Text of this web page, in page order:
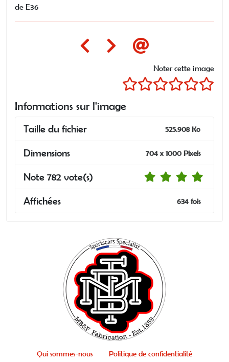
de E36
Noter cette image
Informations sur l'image
Taille du fichier 525.908 Ko
Dimensions 704 x 1000 Pixels
Note 782 vote(s)
Affichées 634 fois
Qui sommes-nous Politique de confidentialité